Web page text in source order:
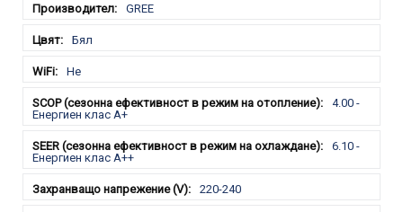
GREE
Бял
Не
4.00 -
Енергиен клас А+
6.10 -
Енергиен клас А++
220-240